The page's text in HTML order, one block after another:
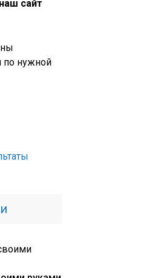
сайт
нужной